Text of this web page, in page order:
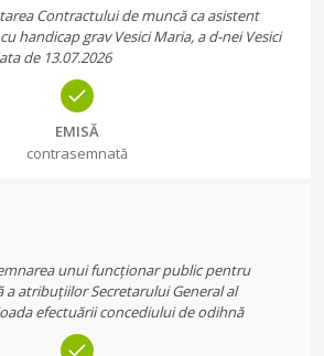
Contractului de muncă ca asistent
handicap grav Vesici Maria, a d-nei Vesici
de 13.07.2026
EMISĂ
contrasemnată
unui funcționar public pentru
atribuțiilor Secretarului General al
efectuării concediului de odihnă